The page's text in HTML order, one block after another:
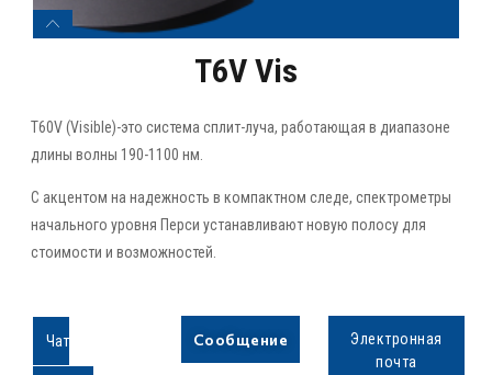
T6V Vis
T60V (Visible)-это система сплит-луча, работающая в диапазоне
длины волны 190-1100 нм.
С акцентом на надежность в компактном следе, спектрометры
начального уровня Перси устанавливают новую полосу для
стоимости и возможностей.
Чат Сообщение
Электронная
почта